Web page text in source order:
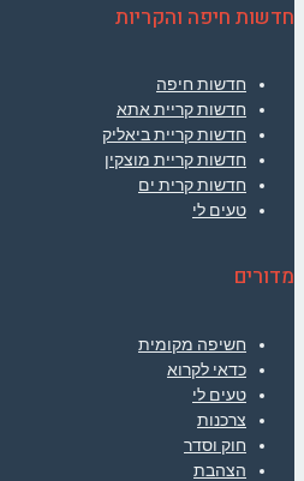
חדשות חיפה והקריות
חדשות חיפה
חדשות קריית אתא
חדשות קריית ביאליק
חדשות קריית מוצקין
חדשות קרית ים
טעים לי
מדורים
חשיפה מקומית
כדאי לקרוא
טעים לי
צרכנות
חוק וסדר
הצהבת